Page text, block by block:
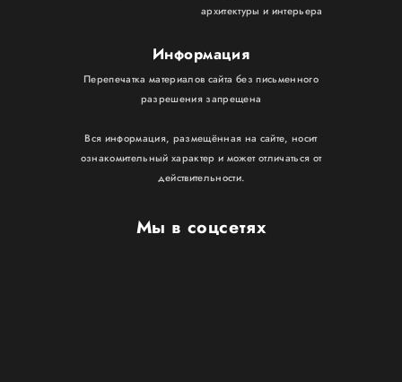
Мы в соцсетях
архитектуры и интерьера
Информация
Перепечатка материалов сайта без письменного
разрешения запрещена
Вся информация, размещённая на сайте, носит
ознакомительный характер и может отличаться от
действительности.